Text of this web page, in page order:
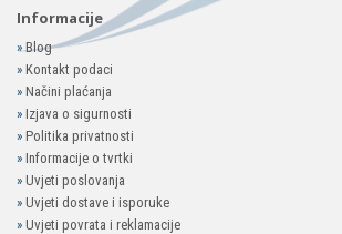
Informacije
»Blog
» Kontakt podaci
» Načini plaćanja
» Izjava o sigurnosti
» Politika privatnosti
» Informacije o tvrtki
» Uvjeti poslovanja
» Uvjeti dostave i isporuke
» Uvjeti povrata i reklamacije